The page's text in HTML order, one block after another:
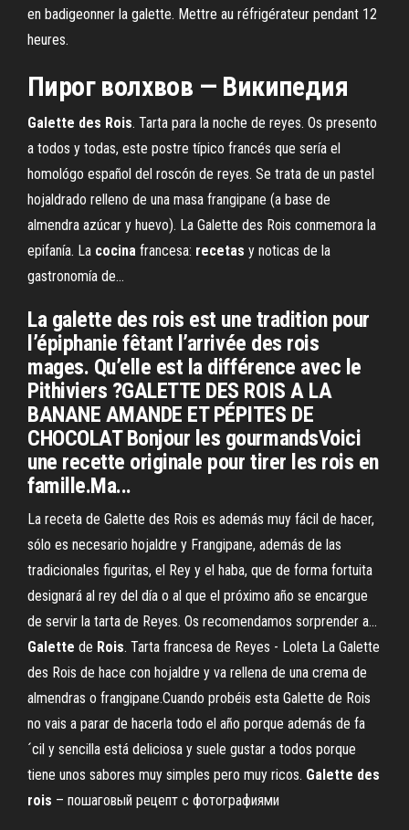
en badigeonner la galette. Mettre au réfrigérateur pendant 12
heures.
Пирог волхвов — Википедия
Galette des Rois. Tarta para la noche de reyes. Os presento
a todos y todas, este postre típico francés que sería el
homológo español del roscón de reyes. Se trata de un pastel
hojaldrado relleno de una masa frangipane (a base de
almendra azúcar y huevo). La Galette des Rois conmemora la
epifanía. La cocina francesa: recetas y noticas de la
gastronomía de…
La galette des rois est une tradition pour
l’épiphanie fêtant l’arrivée des rois
mages. Qu’elle est la différence avec le
Pithiviers ?GALETTE DES ROIS A LA
BANANE AMANDE ET PÉPITES DE
CHOCOLAT Bonjour les gourmandsVoici
une recette originale pour tirer les rois en
famille.Ma...
La receta de Galette des Rois es además muy fácil de hacer,
sólo es necesario hojaldre y Frangipane, además de las
tradicionales figuritas, el Rey y el haba, que de forma fortuita
designará al rey del día o al que el próximo año se encargue
de servir la tarta de Reyes. Os recomendamos sorprender a...
Galette de Rois. Tarta francesa de Reyes - Loleta La Galette
des Rois de hace con hojaldre y va rellena de una crema de
almendras o frangipane.Cuando probéis esta Galette de Rois
no vais a parar de hacerla todo el año porque además de fa
´cil y sencilla está deliciosa y suele gustar a todos porque
tiene unos sabores muy simples pero muy ricos. Galette des
rois – пошаговый рецепт с фотографиями